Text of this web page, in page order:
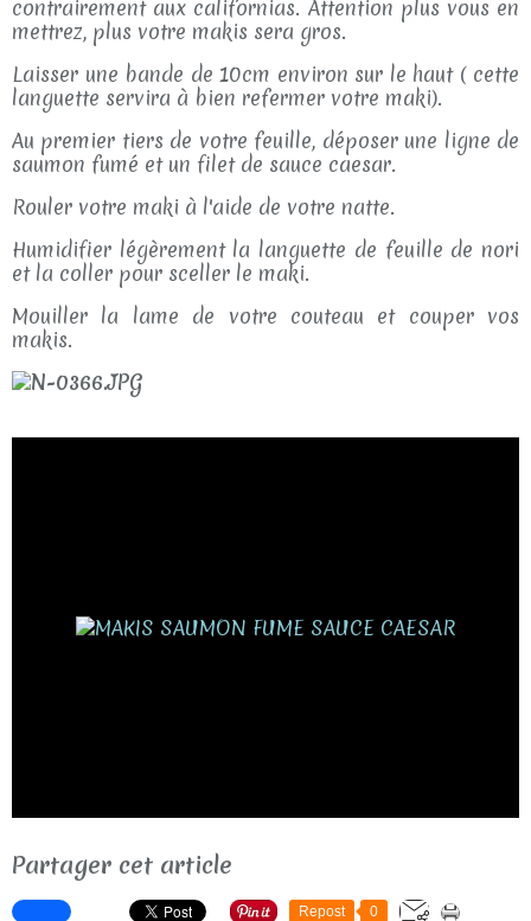
contrairement aux californias. Attention plus vous en
mettrez, plus votre makis sera gros.
Laisser une bande de 10cm environ sur le haut ( cette
languette servira à bien refermer votre maki).
Au premier tiers de votre feuille, déposer une ligne de
saumon fumé et un filet de sauce caesar.
Rouler votre maki à l'aide de votre natte.
Humidifier légèrement la languette de feuille de nori
et la coller pour sceller le maki.
Mouiller la lame de votre couteau et couper vos
makis.
Partager cet article
Repost 0